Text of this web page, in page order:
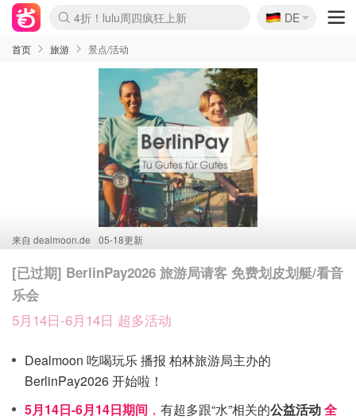
Boticinal 夏促开抢！
4折！lulu周四疯狂上新
还没结束！&OtherStories大促
Joybuy变相75折 随时失效
速领！Stanley独家85折
疑似霸哥！Camper额外叠85折
Zalando 奥莱闪促！每日更新
Moncler反季囤！5折起+叠9折
Coach Brooklyn仅€192
🇩🇪
DE
首页 旅游 景点/活动
来自 dealmoon.de 05-18更新
[已过期] BerlinPay2026 旅游局请客 免费划皮划艇/看音
乐会
5月14日-6月14日 超多活动
Dealmoon 吃喝玩乐 播报 柏林旅游局主办的
BerlinPay2026 开始啦！
5月14日-6月14日期间 ， 有超多跟“水”相关的公益活动全